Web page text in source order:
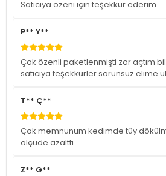
Satıcıya özeni için teşekkür ederim.
P** Y**
Çok özenli paketlenmişti zor açtım
satıcıya teşekkürler sorunsuz elime
T** Ç**
Çok memnunum kedimde tüy
ölçüde azalttı
Z** G**